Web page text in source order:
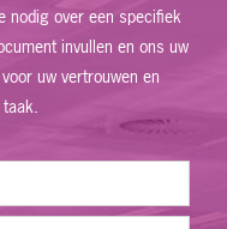
nodig over een specifiek
invullen en ons uw
uw vertrouwen en